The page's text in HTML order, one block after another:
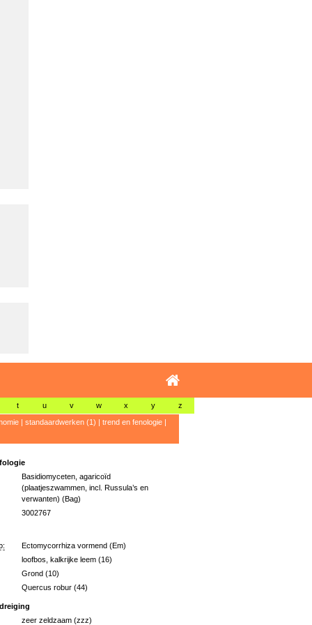
t u v w x y z
| standaardwerken (1) | trend en fenologie|
Basidiomyceten, agaricoïd
(plaatjeszwammen, incl. Russula’s en
verwanten) (Bag)
3002767
Ectomycorrhiza vormend (Em)
loofbos, kalkrijke leem (16)
Grond (10)
Quercus robur (44)
zeer zeldzaam (zzz)